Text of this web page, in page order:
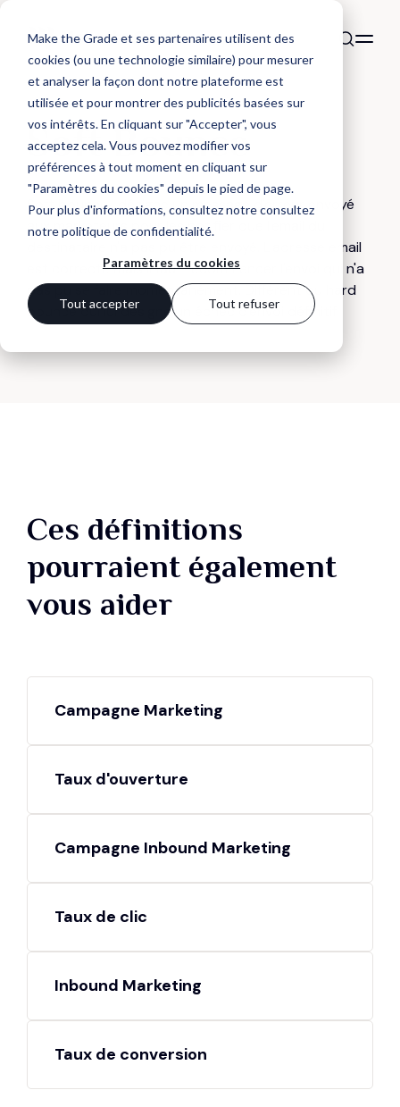
Make the Grade et ses partenaires utilisent des
cookies (ou une technologie similaire) pour mesurer
et analyser la façon dont notre plateforme est
utilisée et pour montrer des publicités basées sur
vos intérêts. En cliquant sur "Accepter", vous
acceptez cela. Vous pouvez modifier vos
préférences à tout moment en cliquant sur
"Paramètres du cookies" depuis le pied de page.
Pour plus d'informations, consultez notreconsultez
notre politique de confidentialité.
Paramètres du cookies
Tout accepter Tout refuser
DÉFINITION
Soft Bounce
Soft bounce : désigne un message d'erreur envoyé
aux marketeurs pour les notifier que l'email du
destinataire n'a pas pu être envoyé. L'adresse email
est correcte mais il faut recommencer l'envoi qui n'a
pas pu se faire momentanément. Différent du hard
bounce qui lui désigne un échec d'envoi définitif.
Ces définitions
pourraient également
vous aider
Campagne Marketing
Taux d'ouverture
Campagne Inbound Marketing
Taux de clic
Inbound Marketing
Taux de conversion